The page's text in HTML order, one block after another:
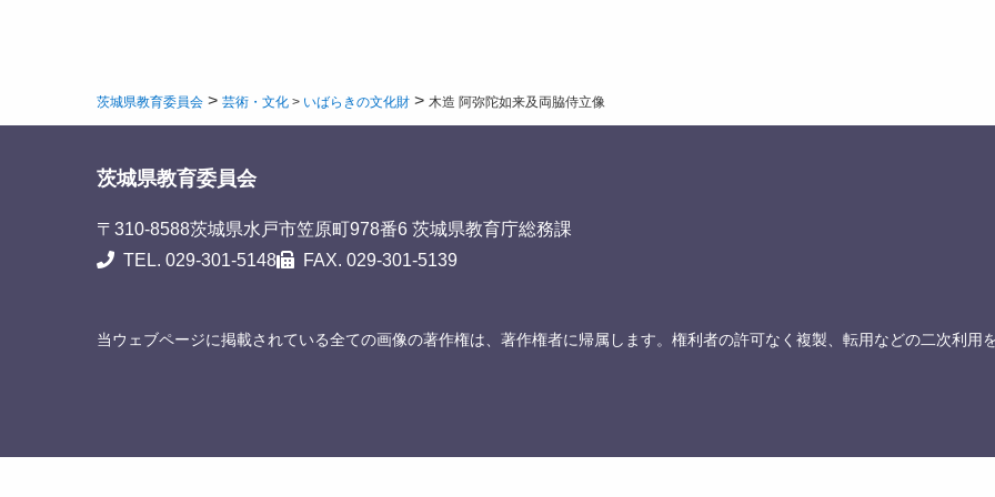
茨城県教育委員会 > 芸術・文化 > いばらきの文化財 > 木造 阿弥陀如来及両脇侍立像
茨城県教育委員会
〒310-8588茨城県水戸市笠原町978番6 茨城県教育庁総務課
TEL. 029-301-5148
FAX. 029-301-5139
当ウェブページに掲載されている全ての画像の著作権は、著作権者に帰属します。権利者の許可なく複製、転用などの二次利用